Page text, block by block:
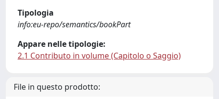
Tipologia
info:eu-repo/semantics/bookPart
Appare nelle tipologie:
2.1 Contributo in volume (Capitolo o Saggio)
File in questo prodotto: